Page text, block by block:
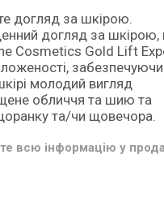
догляд за шкірою.
догляд за
Cosmetics Gold Lift
молодий вигляд
обличчя та шию та
та/чи щовечора.
всю інформацію у